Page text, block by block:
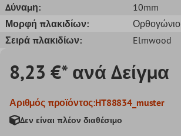
Δύναμη:
10mm
Μορφή πλακιδίων:
Ορθογώνιο
Σειρά πλακιδίων:
Elmwood
8,23 €* ανά Δείγμα
Αριθμός προϊόντος:HT88834_muster
Δεν είναι πλέον διαθέσιμο